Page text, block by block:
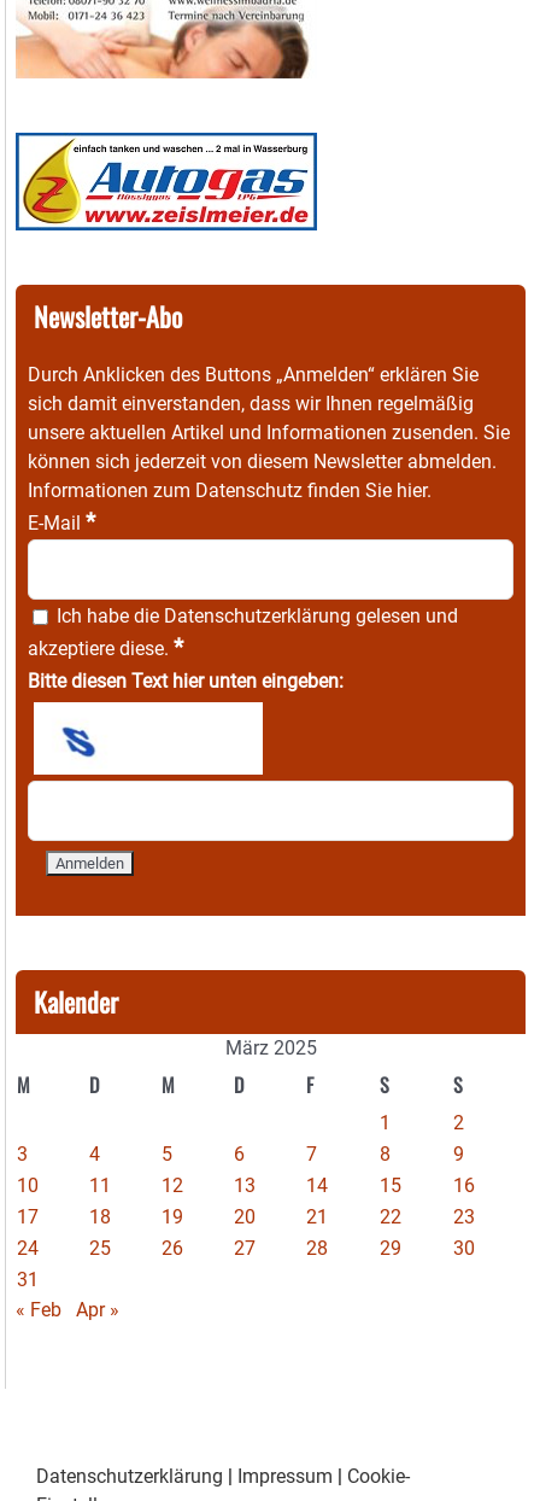
Newsletter-Abo
Durch Anklicken des Buttons „Anmelden“ erklären Sie
sich damit einverstanden, dass wir Ihnen regelmäßig
unsere aktuellen Artikel und Informationen zusenden. Sie
können sich jederzeit von diesem Newsletter abmelden.
Informationen zum Datenschutz finden Sie hier.
E-Mail *
Ich habe die Datenschutzerklärung gelesen und
akzeptiere diese. *
Bitte diesen Text hier unten eingeben:
Kalender
März 2025
M D M D F S S
1
2
3
4 5 6 7 8
9
10
11 12 13 14 15
16
17
18 19 20 21 22
23
24
25 26 27 28 29
30
31
« Feb
Apr »
Datenschutzerklärung | Impressum | Cookie-